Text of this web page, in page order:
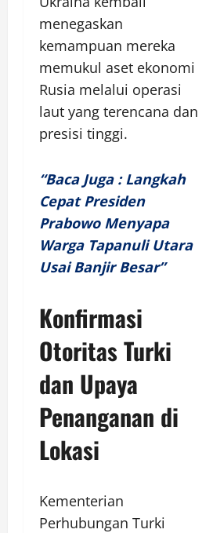
menegaskan
kemampuan mereka
memukul aset ekonomi
Rusia melalui operasi
laut yang terencana dan
presisi tinggi.
“Baca Juga : Langkah
Cepat Presiden
Prabowo Menyapa
Warga Tapanuli Utara
Usai Banjir Besar”
Konfirmasi
Otoritas Turki
dan Upaya
Penanganan di
Lokasi
Kementerian
Perhubungan Turki